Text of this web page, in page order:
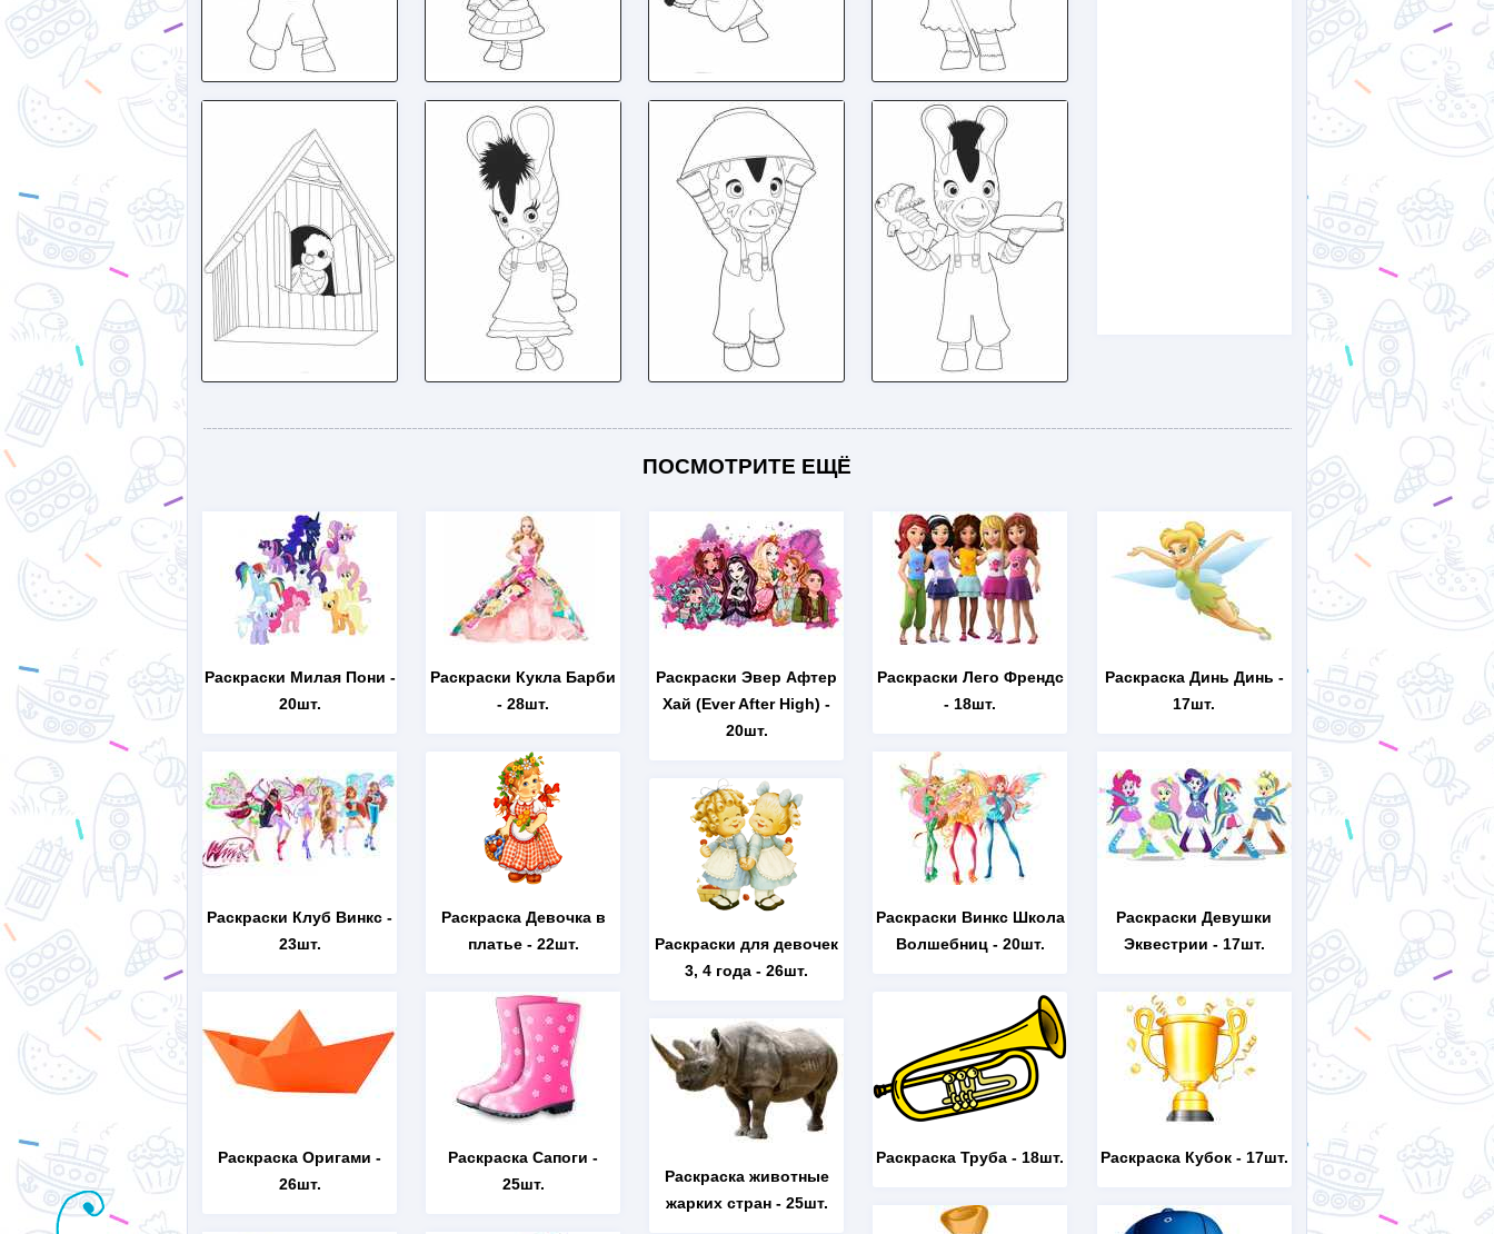
ПОСМОТРИТЕ ЕЩЁ
Раскраски Милая Пони -
20шт.
Раскраски Клуб Винкс -
23шт.
Раскраска Оригами -
26шт.
Раскраски Кукла Барби
- 28шт.
Раскраска Девочка в
платье- 22шт.
Раскраска Сапоги -
25шт.
Раскраски Эвер Афтер
Хай (Ever After High) -
20шт.
Раскраски для девочек
3, 4 года - 26шт.
Раскраска животные
жарких стран- 25шт.
Раскраски Лего Френдс
- 18шт.
Раскраски Винкс Школа
Волшебниц- 20шт.
Раскраска Труба - 18шт.
Раскраска Динь Динь -
17шт.
Раскраски Девушки
Эквестрии - 17шт.
Раскраска Кубок- 17шт.